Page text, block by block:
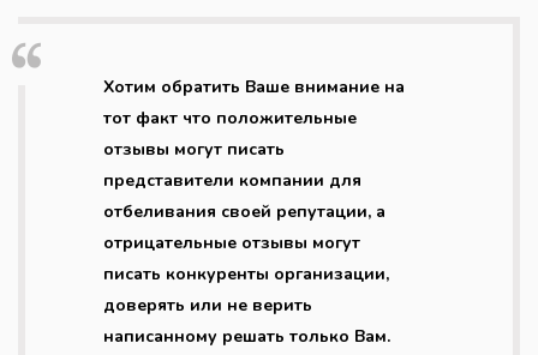
Хотим обратить Ваше внимание на
тот факт что положительные
отзывы могут писать
представители компании для
отбеливания своей репутации, а
отрицательные отзывы могут
писать конкуренты организации,
доверять или не верить
написанному решать только Вам.